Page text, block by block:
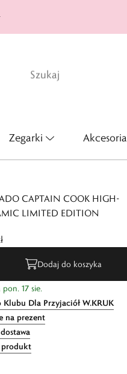
Zegarki Akcesoria
CAPTAIN COOK HIGH-
LIMITED EDITION
Dodaj do koszyka
pon. 17 sie.
Klubu Dla Przyjaciół W.KRUK
na prezent